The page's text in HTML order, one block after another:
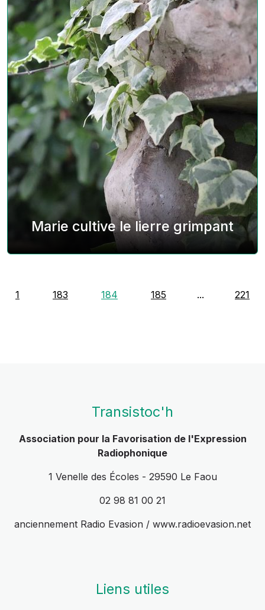
Marie cultive le lierre grimpant
1 183 184 185 ... 221
Transistoc'h
Association pour la Favorisation de l'Expression
Radiophonique
1 Venelle des Écoles - 29590 Le Faou
02 98 81 00 21
anciennement Radio Evasion / www.radioevasion.net
Liens utiles